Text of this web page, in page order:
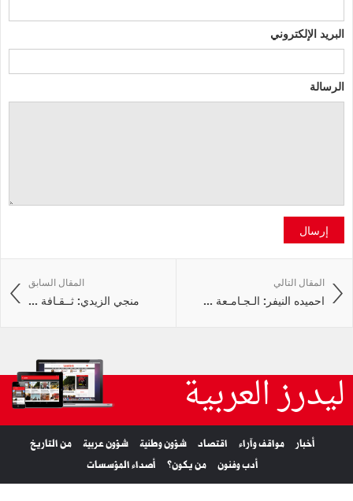
البريد الإلكتروني
الرسالة
إرسال
المقال السابق
منجي الزيدي: ثــقـافة ...
المقال التالي
احميده النيفر: الـجـامـعة ...
ليدرز العربية
أخبار مواقف وآراء اقتصاد شؤون وطنية شؤون عربية
من التاريخ
أدب وفنون
من يكون؟ أصداء المؤسسات